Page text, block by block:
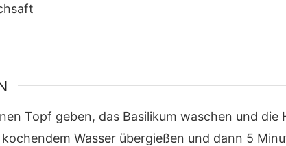
Topf geben, das Basilikum waschen und
Wasser übergießen und dann 5